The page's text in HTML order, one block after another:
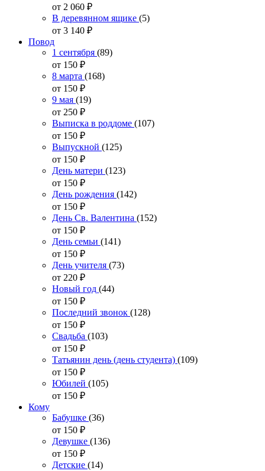
от 2 060 ₽
В деревянном ящике (5)
от 3 140 ₽
Повод
1 сентября (89)
от 150 ₽
8 марта (168)
от 150 ₽
9 мая (19)
от 250 ₽
Выписка в роддоме (107)
от 150 ₽
Выпускной (125)
от 150 ₽
День матери (123)
от 150 ₽
День рождения (142)
от 150 ₽
День Св. Валентина (152)
от 150 ₽
День семьи (141)
от 150 ₽
День учителя (73)
от 220 ₽
Новый год (44)
от 150 ₽
Последний звонок (128)
от 150 ₽
Свадьба (103)
от 150 ₽
Татьянин день (день студента) (109)
от 150 ₽
Юбилей (105)
от 150 ₽
Кому
Бабушке (36)
от 150 ₽
Девушке (136)
от 150 ₽
Детские (14)